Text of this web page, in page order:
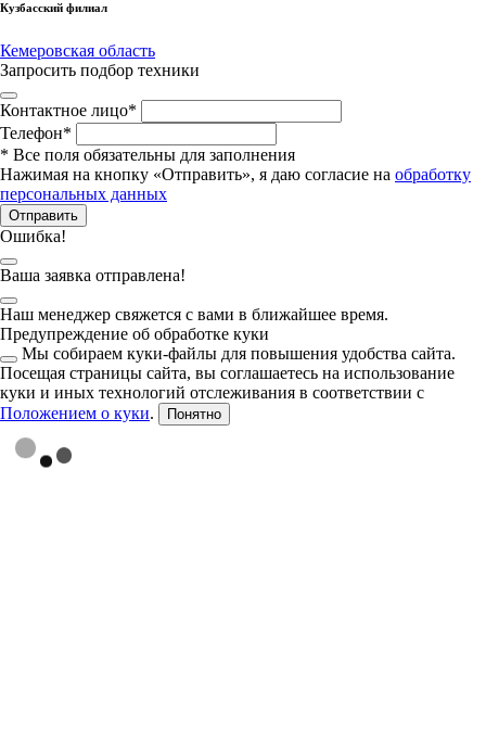
Кузбасский филиал
Кемеровская область
Запросить подбор техники
Контактное лицо*
Телефон*
* Все поля обязательны для заполнения
Нажимая на кнопку «Отправить», я даю согласие на обработку
персональных данных
Отправить
Ошибка!
Ваша заявка отправлена!
Наш менеджер свяжется с вами в ближайшее время.
Предупреждение об обработке куки
Мы собираем куки-файлы для повышения удобства сайта.
Посещая страницы сайта, вы соглашаетесь на использование
куки и иных технологий отслеживания в соответствии с
Положением о куки. Понятно